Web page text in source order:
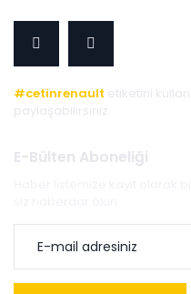
#cetinrenault etiketini
paylaşabilirsiniz.
E-Bülten Aboneliği